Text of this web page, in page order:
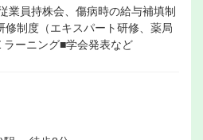
業員持株会、傷病時の給与補填制
修制度（エキスパート研修、薬局
ーニング■学会発表など